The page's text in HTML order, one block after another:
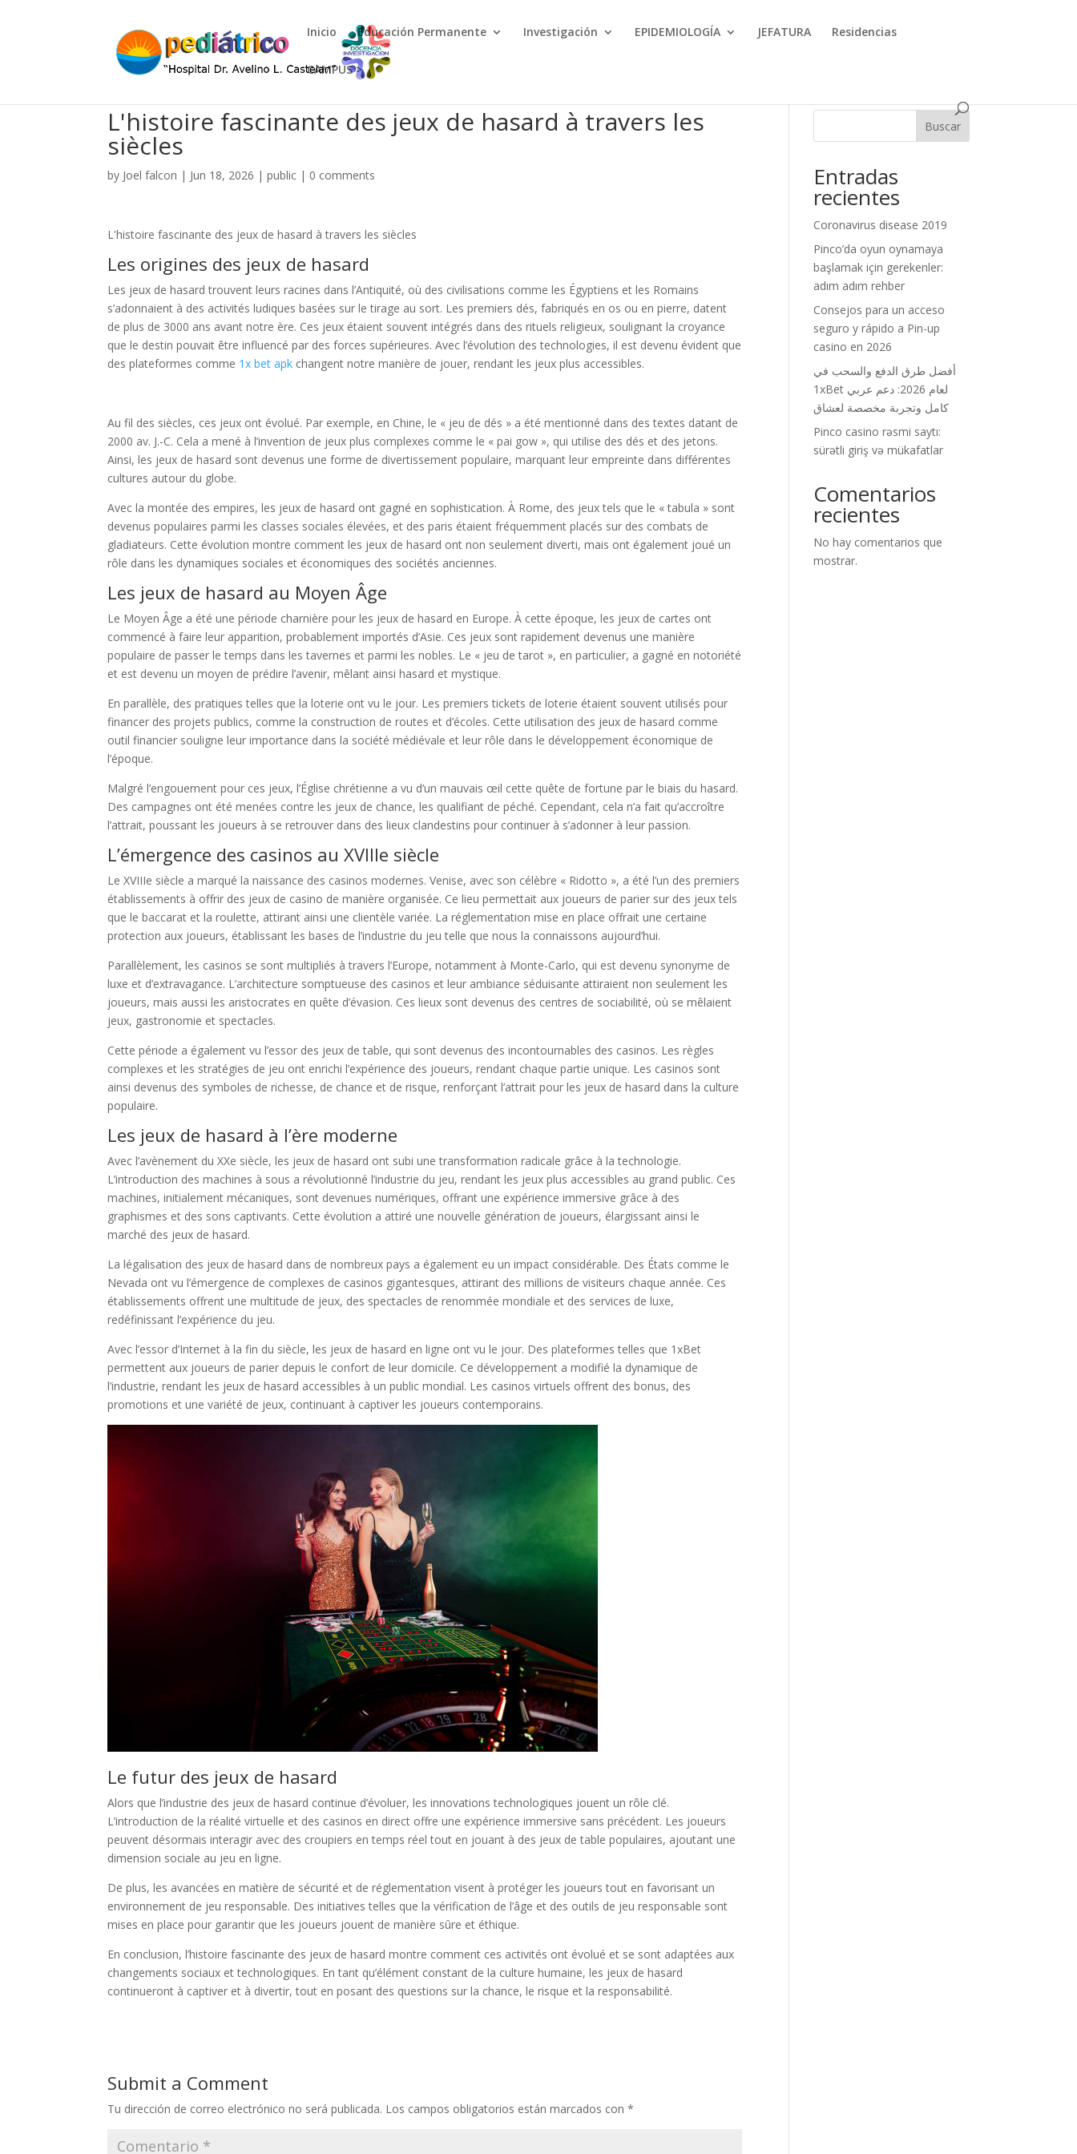
Inicio Educación Permanente Investigación EPIDEMIOLOGÍA JEFATURA Residencias
CAMPUS >
L'histoire fascinante des jeux de hasard à travers les
siècles
by Joel falcon | Jun 18, 2026 |public | 0 comments
L'histoire fascinante des jeux de hasard à travers les siècles
Les origines des jeux de hasard
Les jeux de hasard trouvent leurs racines dans l’Antiquité, où des civilisations comme les Égyptiens et les Romains
s’adonnaient à des activités ludiques basées sur le tirage au sort. Les premiers dés, fabriqués en os ou en pierre, datent
de plus de 3000 ans avant notre ère. Ces jeux étaient souvent intégrés dans des rituels religieux, soulignant la croyance
que le destin pouvait être influencé par des forces supérieures. Avec l’évolution des technologies, il est devenu évident que
des plateformes comme 1x bet apk changent notre manière de jouer, rendant les jeux plus accessibles.
Au fil des siècles, ces jeux ont évolué. Par exemple, en Chine, le « jeu de dés » a été mentionné dans des textes datant de
2000 av. J.-C. Cela a mené à l’invention de jeux plus complexes comme le « pai gow », qui utilise des dés et des jetons.
Ainsi, les jeux de hasard sont devenus une forme de divertissement populaire, marquant leur empreinte dans différentes
cultures autour du globe.
Avec la montée des empires, les jeux de hasard ont gagné en sophistication. À Rome, des jeux tels que le « tabula » sont
devenus populaires parmi les classes sociales élevées, et des paris étaient fréquemment placés sur des combats de
gladiateurs. Cette évolution montre comment les jeux de hasard ont non seulement diverti, mais ont également joué un
rôle dans les dynamiques sociales et économiques des sociétés anciennes.
Les jeux de hasard au Moyen Âge
Le Moyen Âge a été une période charnière pour les jeux de hasard en Europe. À cette époque, les jeux de cartes ont
commencé à faire leur apparition, probablement importés d’Asie. Ces jeux sont rapidement devenus une manière
populaire de passer le temps dans les tavernes et parmi les nobles. Le « jeu de tarot », en particulier, a gagné en notoriété
et est devenu un moyen de prédire l’avenir, mêlant ainsi hasard et mystique.
En parallèle, des pratiques telles que la loterie ont vu le jour. Les premiers tickets de loterie étaient souvent utilisés pour
financer des projets publics, comme la construction de routes et d’écoles. Cette utilisation des jeux de hasard comme
outil financier souligne leur importance dans la société médiévale et leur rôle dans le développement économique de
l’époque.
Malgré l’engouement pour ces jeux, l’Église chrétienne a vu d’un mauvais œil cette quête de fortune par le biais du hasard.
Des campagnes ont été menées contre les jeux de chance, les qualifiant de péché. Cependant, cela n’a fait qu’accroître
l’attrait, poussant les joueurs à se retrouver dans des lieux clandestins pour continuer à s’adonner à leur passion.
L’émergence des casinos au XVIIIe siècle
Le XVIIIe siècle a marqué la naissance des casinos modernes. Venise, avec son célèbre « Ridotto », a été l’un des premiers
établissements à offrir des jeux de casino de manière organisée. Ce lieu permettait aux joueurs de parier sur des jeux tels
que le baccarat et la roulette, attirant ainsi une clientèle variée. La réglementation mise en place offrait une certaine
protection aux joueurs, établissant les bases de l’industrie du jeu telle que nous la connaissons aujourd’hui.
Parallèlement, les casinos se sont multipliés à travers l’Europe, notamment à Monte-Carlo, qui est devenu synonyme de
luxe et d’extravagance. L’architecture somptueuse des casinos et leur ambiance séduisante attiraient non seulement les
joueurs, mais aussi les aristocrates en quête d’évasion. Ces lieux sont devenus des centres de sociabilité, où se mêlaient
jeux, gastronomie et spectacles.
Cette période a également vu l’essor des jeux de table, qui sont devenus des incontournables des casinos. Les règles
complexes et les stratégies de jeu ont enrichi l’expérience des joueurs, rendant chaque partie unique. Les casinos sont
ainsi devenus des symboles de richesse, de chance et de risque, renforçant l’attrait pour les jeux de hasard dans la culture
populaire.
Les jeux de hasard à l’ère moderne
Avec l’avènement du XXe siècle, les jeux de hasard ont subi une transformation radicale grâce à la technologie.
L’introduction des machines à sous a révolutionné l’industrie du jeu, rendant les jeux plus accessibles au grand public. Ces
machines, initialement mécaniques, sont devenues numériques, offrant une expérience immersive grâce à des
graphismes et des sons captivants. Cette évolution a attiré une nouvelle génération de joueurs, élargissant ainsi le
marché des jeux de hasard.
La légalisation des jeux de hasard dans de nombreux pays a également eu un impact considérable. Des États comme le
Nevada ont vu l’émergence de complexes de casinos gigantesques, attirant des millions de visiteurs chaque année. Ces
établissements offrent une multitude de jeux, des spectacles de renommée mondiale et des services de luxe,
redéfinissant l’expérience du jeu.
Avec l’essor d’Internet à la fin du siècle, les jeux de hasard en ligne ont vu le jour. Des plateformes telles que 1xBet
permettent aux joueurs de parier depuis le confort de leur domicile. Ce développement a modifié la dynamique de
l’industrie, rendant les jeux de hasard accessibles à un public mondial. Les casinos virtuels offrent des bonus, des
promotions et une variété de jeux, continuant à captiver les joueurs contemporains.
Le futur des jeux de hasard
Alors que l’industrie des jeux de hasard continue d’évoluer, les innovations technologiques jouent un rôle clé.
L’introduction de la réalité virtuelle et des casinos en direct offre une expérience immersive sans précédent. Les joueurs
peuvent désormais interagir avec des croupiers en temps réel tout en jouant à des jeux de table populaires, ajoutant une
dimension sociale au jeu en ligne.
De plus, les avancées en matière de sécurité et de réglementation visent à protéger les joueurs tout en favorisant un
environnement de jeu responsable. Des initiatives telles que la vérification de l’âge et des outils de jeu responsable sont
mises en place pour garantir que les joueurs jouent de manière sûre et éthique.
En conclusion, l’histoire fascinante des jeux de hasard montre comment ces activités ont évolué et se sont adaptées aux
changements sociaux et technologiques. En tant qu’élément constant de la culture humaine, les jeux de hasard
continueront à captiver et à divertir, tout en posant des questions sur la chance, le risque et la responsabilité.
Submit a Comment
Tu dirección de correo electrónico no será publicada. Los campos obligatorios están marcados con*
Buscar
Entradas
recientes
Coronavirus disease 2019
Pinco’da oyun oynamaya
başlamak için gerekenler:
adım adım rehber
Consejos para un acceso
seguro y rápido a Pin-up
casino en 2026
أفضل طرق الدفع والسحب في
1xBet لعام 2026: دعم عربي
كامل وتجربة مخصصة لعشاق
Pinco casino rəsmi saytı:
sürətli giriş və mükafatlar
Comentarios
recientes
No hay comentarios que
mostrar.